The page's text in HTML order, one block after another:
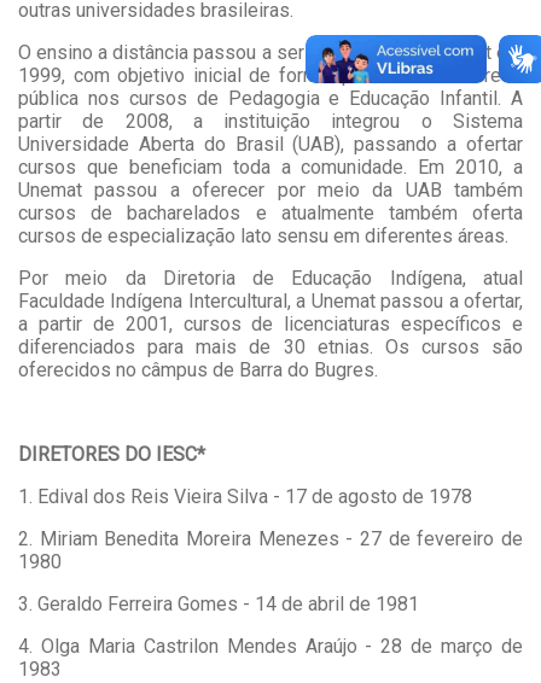
outras universidades brasileiras.
O ensino a distância passou a ser ofertado pela Unemat em
1999, com objetivo inicial de formar professores da rede
pública nos cursos de Pedagogia e Educação Infantil. A
partir de 2008, a instituição integrou o Sistema
Universidade Aberta do Brasil (UAB), passando a ofertar
cursos que beneficiam toda a comunidade. Em 2010, a
Unemat passou a oferecer por meio da UAB também
cursos de bacharelados e atualmente também oferta
cursos de especialização lato sensu em diferentes áreas.
Por meio da Diretoria de Educação Indígena, atual
Faculdade Indígena Intercultural, a Unemat passou a ofertar,
a partir de 2001, cursos de licenciaturas específicos e
diferenciados para mais de 30 etnias. Os cursos são
oferecidos no câmpus de Barra do Bugres.
DIRETORES DO IESC*
1. Edival dos Reis Vieira Silva - 17 de agosto de 1978
2. Miriam Benedita Moreira Menezes - 27 de fevereiro de
1980
3. Geraldo Ferreira Gomes - 14 de abril de 1981
4. Olga Maria Castrilon Mendes Araújo - 28 de março de
1983